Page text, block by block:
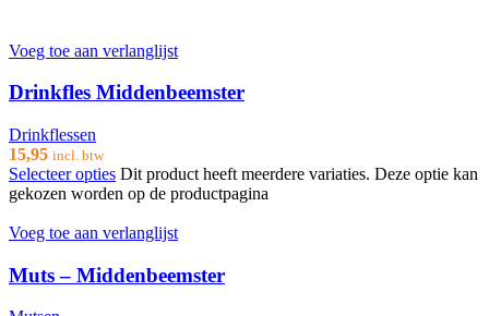
Voeg toe aan verlanglijst
Drinkfles Middenbeemster
Drinkflessen
15,95 incl. btw
Selecteer opties Dit product heeft meerdere variaties. Deze optie kan
gekozen worden op de productpagina
Voeg toe aan verlanglijst
Muts – Middenbeemster